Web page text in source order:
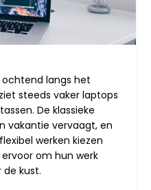
langs het
steeds vaker laptops
De klassieke
vakantie vervaagt, en
werken kiezen
om hun werk
kust.